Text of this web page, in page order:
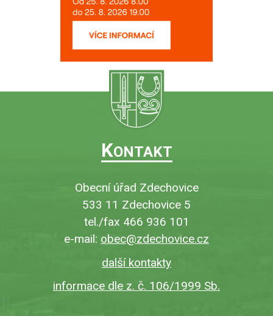
KONTAKT
Obecní úřad Zdechovice
533 11 Zdechovice 5
tel./fax 466 936 101
e-mail: obec@zdechovice.cz
další kontakty
informace dle z. č. 106/1999 Sb.